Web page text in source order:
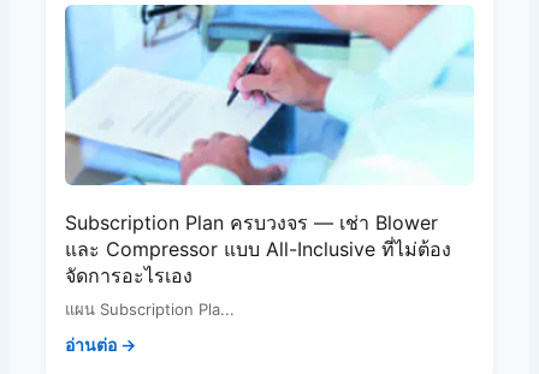
Subscription Plan ครบวงจร — เช่า Blower
และ Compressor แบบ All-Inclusive ที่ไม่ต้อง
จัดการอะไรเอง
แผน Subscription Pla...
อ่านต่อ →